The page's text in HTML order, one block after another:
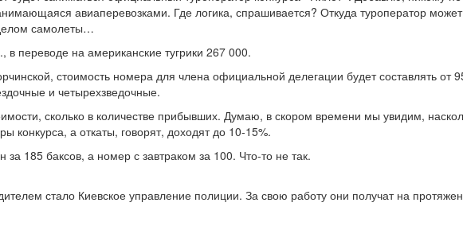
авиаперевозками. Где логика, спрашивается? Откуда туроператор
самолеты…
переводе на американские тугрики 267 000.
стоимость номера для члена официальной делегации будет составлять от
и четырехзведочные.
сколько в количестве прибывших. Думаю, в скором времени мы увидим,
конкурса, а откаты, говорят, доходят до 10-15%.
185 баксов, а номер с завтраком за 100. Что-то не так.
стало Киевское управление полиции. За свою работу они получат на